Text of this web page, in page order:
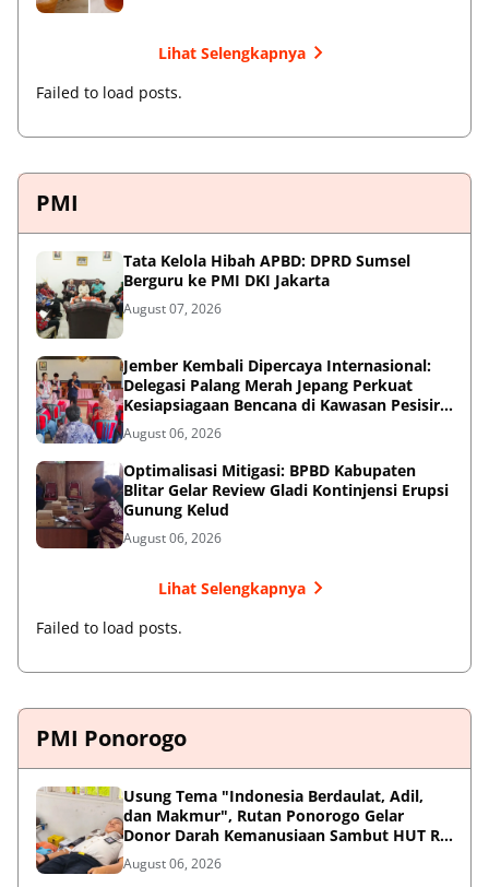
Lihat Selengkapnya
Failed to load posts.
PMI
Tata Kelola Hibah APBD: DPRD Sumsel
Berguru ke PMI DKI Jakarta
August 07, 2026
Jember Kembali Dipercaya Internasional:
Delegasi Palang Merah Jepang Perkuat
Kesiapsiagaan Bencana di Kawasan Pesisir
dan Sekolah
August 06, 2026
Optimalisasi Mitigasi: BPBD Kabupaten
Blitar Gelar Review Gladi Kontinjensi Erupsi
Gunung Kelud
August 06, 2026
Lihat Selengkapnya
Failed to load posts.
PMI Ponorogo
Usung Tema "Indonesia Berdaulat, Adil,
dan Makmur", Rutan Ponorogo Gelar
Donor Darah Kemanusiaan Sambut HUT RI
ke-81
August 06, 2026